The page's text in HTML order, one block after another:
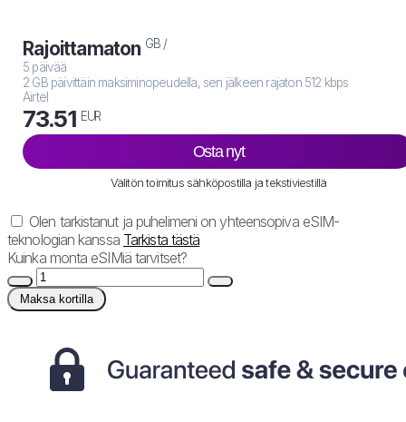
Rajoittamaton GB /
5 päivää
2 GB päivittäin maksiminopeudella, sen jälkeen rajaton 512 kbps
Airtel
73.51 EUR
Osta nyt
Välitön toimitus sähköpostilla ja tekstiviestillä
Olen tarkistanut ja puhelimeni on yhteensopiva eSIM-
teknologian kanssa Tarkista tästä
Kuinka monta eSIMiä tarvitset?
Maksa kortilla